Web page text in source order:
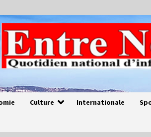
Culture Internationale